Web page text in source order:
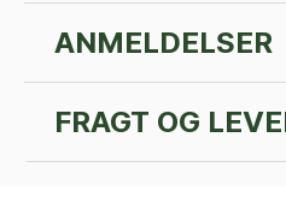
ANMELDELSER
FRAGT OG